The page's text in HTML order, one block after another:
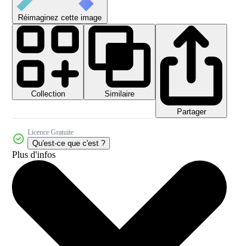
Réimaginez cette image
Collection
Similaire
Partager
Licence Gratuite
Qu'est-ce que c'est ?
Plus d'infos